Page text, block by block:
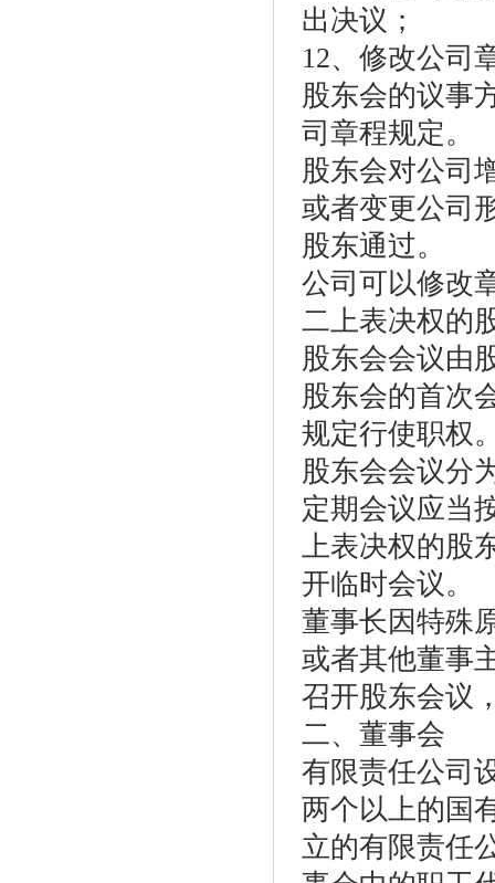
出决议；
12、修改公司
股东会的议事
司章程规定。
股东会对公司
或者变更公司
股东通过。
公司可以修改
二上表决权的
股东会会议由
股东会的首次
规定行使职权
股东会会议分
定期会议应当
上表决权的股
开临时会议。
董事长因特殊
或者其他董事
召开股东会议
二、董事会
有限责任公司
两个以上的国
立的有限责任